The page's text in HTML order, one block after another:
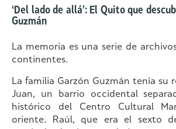
‘Del lado de allá’: El Quito que
Guzmán
La memoria es una serie de
continentes.
La familia Garzón Guzmán tenía su
Juan, un barrio occidental
histórico del Centro Cultural
oriente. Raúl, que era el sexto